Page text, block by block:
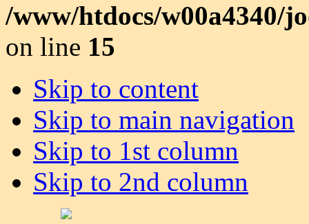
/www/htdocs/w00a4340/
on line 15
Skip to content
Skip to main navigation
Skip to 1st column
Skip to 2nd column